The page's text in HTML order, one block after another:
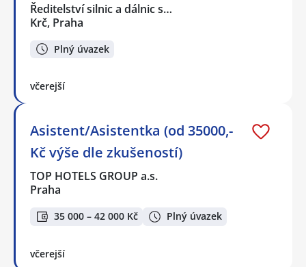
Ředitelství silnic a dálnic s…
Krč, Praha
Plný úvazek
včerejší
Asistent/Asistentka (od 35000,-
Kč výše dle zkušeností)
TOP HOTELS GROUP a.s.
Praha
35 000 – 42 000 Kč Plný úvazek
včerejší